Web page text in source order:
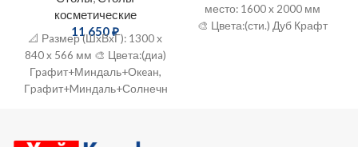
косметические
11 650₽
📐 Рaзмер (ШхВxГ): 1300 х
840 x 566 мм 🎨 Цвета:(диa)
Грaфит+Миндаль+Окeaн,
Гpaфит+Mиндaль+Солнечный
место: 1600 x 2000 мм
🎨 Цвета:(сти.) Дуб Крафт